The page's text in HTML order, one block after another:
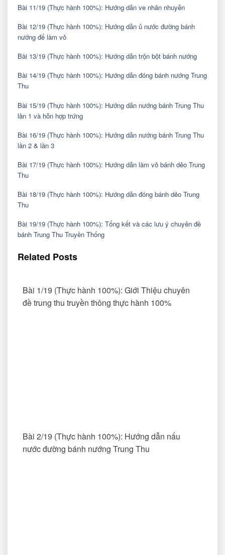
Bài 11/19 (Thực hành 100%): Hướng dẫn ve nhân nhuyễn
Bài 12/19 (Thực hành 100%): Hướng dẫn ủ nước đường bánh
nướng để làm vỏ
Bài 13/19 (Thực hành 100%): Hướng dẫn trộn bột bánh nướng
Bài 14/19 (Thực hành 100%): Hướng dẫn đóng bánh nướng Trung
Thu
Bài 15/19 (Thực hành 100%): Hướng dẫn nướng bánh Trung Thu
lần 1 và hỗn hợp trứng
Bài 16/19 (Thực hành 100%): Hướng dẫn nướng bánh Trung Thu
lần 2 & lần 3
Bài 17/19 (Thực hành 100%): Hướng dẫn làm vỏ bánh dẻo Trung
Thu
Bài 18/19 (Thực hành 100%): Hướng dẫn đóng bánh dẻo Trung
Thu
Bài 19/19 (Thực hành 100%): Tổng kết và các lưu ý chuyên đề
bánh Trung Thu Truyền Thống
Related Posts
Bài 1/19 (Thực hành 100%): Giới Thiệu chuyên
đề trung thu truyền thông thực hành 100%
Bài 2/19 (Thực hành 100%): Hướng dẫn nấu
nước đường bánh nướng Trung Thu